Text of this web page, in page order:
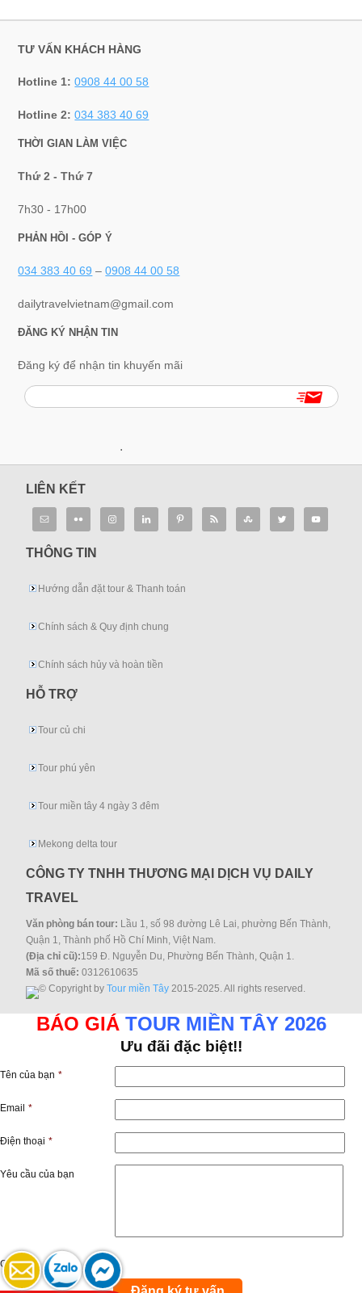
TƯ VẤN KHÁCH HÀNG
Hotline 1:0908 44 00 58
Hotline 2:034 383 40 69
THỜI GIAN LÀM VIỆC
Thứ 2 - Thứ 7
7h30 - 17h00
PHẢN HỒI - GÓP Ý
034 383 40 69 –0908 44 00 58
dailytravelvietnam@gmail.com
ĐĂNG KÝ NHẬN TIN
Đăng ký để nhận tin khuyến mãi
.
LIÊN KẾT
THÔNG TIN
Hướng dẫn đặt tour & Thanh toán
Chính sách & Quy định chung
Chính sách hủy và hoàn tiền
HỖ TRỢ
Tour củ chi
Tour phú yên
Tour miền tây 4 ngày 3 đêm
Mekong delta tour
CÔNG TY TNHH THƯƠNG MẠI DỊCH VỤ DAILY
TRAVEL
Văn phòng bán tour: Lầu 1, số 98 đường Lê Lai, phường Bến Thành,
Quận 1, Thành phố Hồ Chí Minh, Việt Nam.
(Địa chỉ cũ):159 Đ. Nguyễn Du, Phường Bến Thành, Quận 1.
Mã số thuế: 0312610635
© Copyright byTour miền Tây 2015-2025. All rights reserved.
BÁO GIÁ TOUR MIỀN TÂY 2026
Ưu đãi đặc biệt!!
Tên của bạn *
Email *
Điện thoại *
Yêu cầu của bạn
Captcha